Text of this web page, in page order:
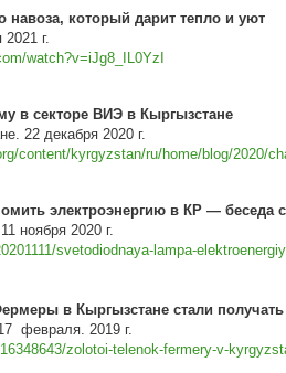
навоза, который дарит тепло и уют
г.
watch?v=iJg8_IL0YzI
в секторе ВИЭ в Кыргызстане
22 декабря 2020 г.
content/kyrgyzstan/ru/home/blog/2020/
электроэнергию в КР — беседа
ноября 2020 г.
svetodiodnaya-lampa-
в Кыргызстане стали получать
февраля. 2019 г.
zolotoi-telenok-fermery-v-